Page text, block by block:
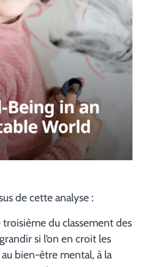
de cette analyse :
troisième du classement des
si l’on en croit les
bien-être mental, à la